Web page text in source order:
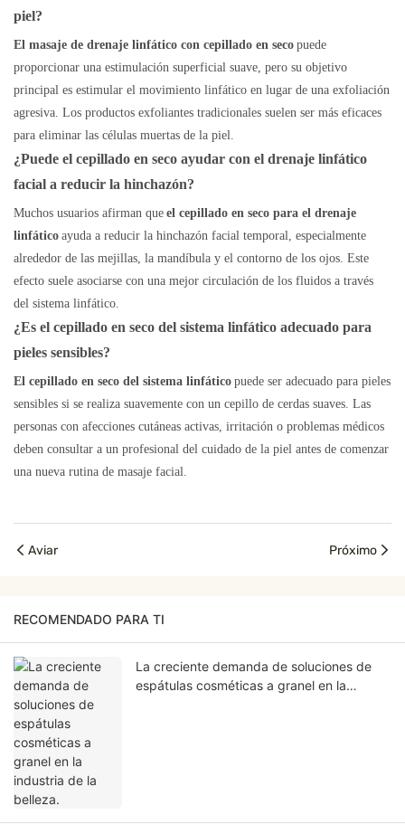
piel?
El masaje de drenaje linfático con cepillado en seco puede
proporcionar una estimulación superficial suave, pero su objetivo
principal es estimular el movimiento linfático en lugar de una exfoliación
agresiva. Los productos exfoliantes tradicionales suelen ser más eficaces
para eliminar las células muertas de la piel.
¿Puede el cepillado en seco ayudar con el drenaje linfático
facial a reducir la hinchazón?
Muchos usuarios afirman que el cepillado en seco para el drenaje
linfático ayuda a reducir la hinchazón facial temporal, especialmente
alrededor de las mejillas, la mandíbula y el contorno de los ojos. Este
efecto suele asociarse con una mejor circulación de los fluidos a través
del sistema linfático.
¿Es el cepillado en seco del sistema linfático adecuado para
pieles sensibles?
El cepillado en seco del sistema linfático puede ser adecuado para pieles
sensibles si se realiza suavemente con un cepillo de cerdas suaves. Las
personas con afecciones cutáneas activas, irritación o problemas médicos
deben consultar a un profesional del cuidado de la piel antes de comenzar
una nueva rutina de masaje facial.
Aviar Próximo
RECOMENDADO PARA TI
La creciente demanda de soluciones de
espátulas cosméticas a granel en la